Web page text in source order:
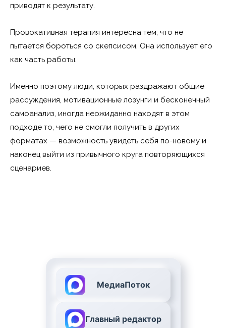
приводят к результату.
Провокативная терапия интересна тем, что не
пытается бороться со скепсисом. Она использует его
как часть работы.
Именно поэтому люди, которых раздражают общие
рассуждения, мотивационные лозунги и бесконечный
самоанализ, иногда неожиданно находят в этом
подходе то, чего не смогли получить в других
форматах — возможность увидеть себя по-новому и
наконец выйти из привычного круга повторяющихся
сценариев.
МедиаПоток
Главный редактор